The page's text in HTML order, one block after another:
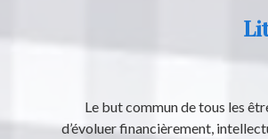
Le but commun de tous les
d’évoluer financièrement,